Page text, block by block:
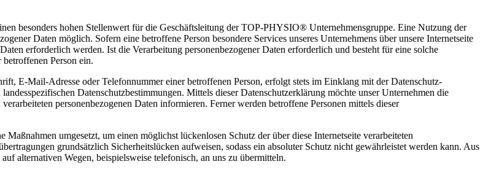
besonders hohen Stellenwert für die Geschäftsleitung der TOP-PHYSIO® Unternehmensgruppe. Eine Nutzung der
Daten möglich. Sofern eine betroffene Person besondere Services unseres Unternehmens über unsere Internetseite
erforderlich werden. Ist die Verarbeitung personenbezogener Daten erforderlich und besteht für eine solche
Person ein.
E-Mail-Adresse oder Telefonnummer einer betroffenen Person, erfolgt stets im Einklang mit der Datenschutz-
Datenschutzbestimmungen. Mittels dieser Datenschutzerklärung möchte unser Unternehmen die
personenbezogenen Daten informieren. Ferner werden betroffene Personen mittels dieser
umgesetzt, um einen möglichst lückenlosen Schutz der über diese Internetseite verarbeiteten
grundsätzlich Sicherheitslücken aufweisen, sodass ein absoluter Schutz nicht gewährleistet werden kann. Aus
alternativen Wegen, beispielsweise telefonisch, an uns zu übermitteln.